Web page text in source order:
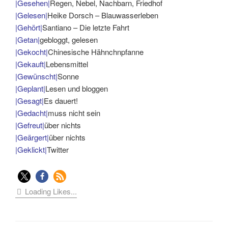
|Gesehen|Regen, Nebel, Nachbarn, Friedhof
|Gelesen|Heike Dorsch – Blauwasserleben
|Gehört|Santiano – Die letzte Fahrt
|Getan|gebloggt, gelesen
|Gekocht|Chinesische Hähnchnpfanne
|Gekauft|Lebensmittel
|Gewünscht|Sonne
|Geplant|Lesen und bloggen
|Gesagt|Es dauert!
|Gedacht|muss nicht sein
|Gefreut|über nichts
|Geärgert|über nichts
|Geklickt|Twitter
Loading Likes...